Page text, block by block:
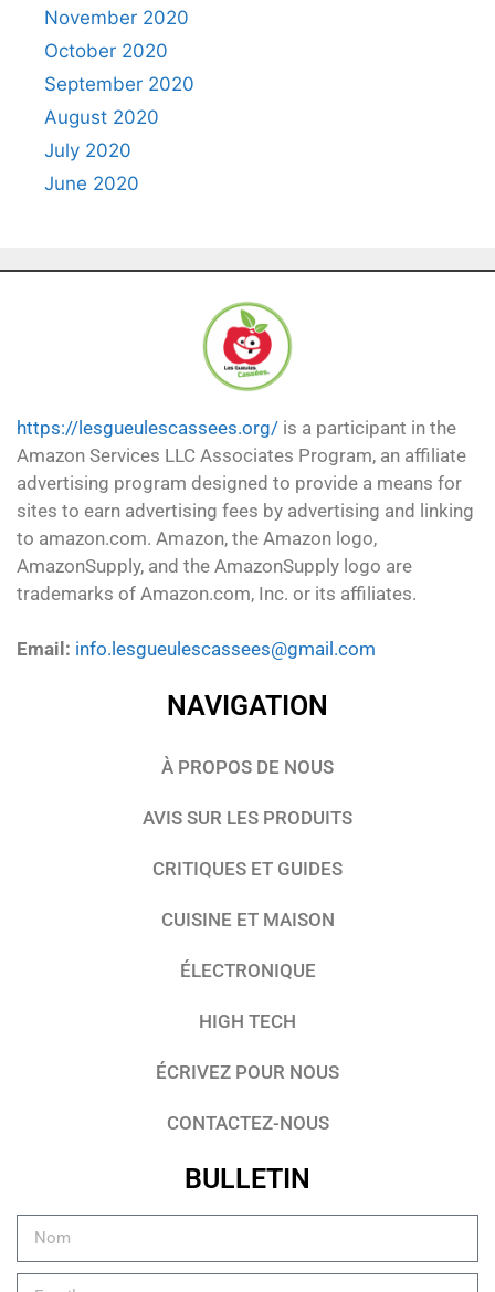
November 2020
October 2020
September 2020
August 2020
July 2020
June 2020
https://lesgueulescassees.org/ is a participant in the
Amazon Services LLC Associates Program, an affiliate
advertising program designed to provide a means for
sites to earn advertising fees by advertising and linking
to amazon.com. Amazon, the Amazon logo,
AmazonSupply, and the AmazonSupply logo are
trademarks of Amazon.com, Inc. or its affiliates.
Email: info.lesgueulescassees@gmail.com
NAVIGATION
À PROPOS DE NOUS
AVIS SUR LES PRODUITS
CRITIQUES ET GUIDES
CUISINE ET MAISON
ÉLECTRONIQUE
HIGH TECH
ÉCRIVEZ POUR NOUS
CONTACTEZ-NOUS
BULLETIN